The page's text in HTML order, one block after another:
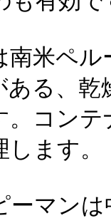
米ペル
ある、
。コン
ます。
マンは